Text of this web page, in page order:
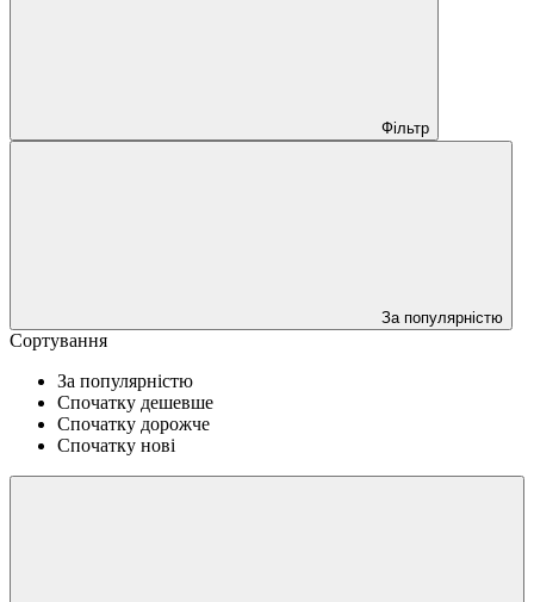
Фільтр
За популярністю
Сортування
За популярністю
Спочатку дешевше
Спочатку дорожче
Спочатку нові